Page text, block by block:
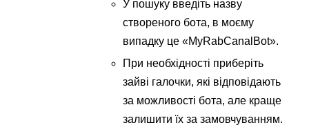
У пошуку введіть назву
створеного бота, в моєму
випадку це «MyRabCanalBot».
При необхідності приберіть
зайві галочки, які відповідають
за можливості бота, але краще
залишити їх за замовчуванням.